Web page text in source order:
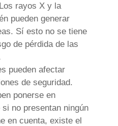
rayos X y la
pueden generar
Sí esto no se tiene
de pérdida de las
pueden afectar
de seguridad.
ponerse en
no presentan ningún
en cuenta, existe el